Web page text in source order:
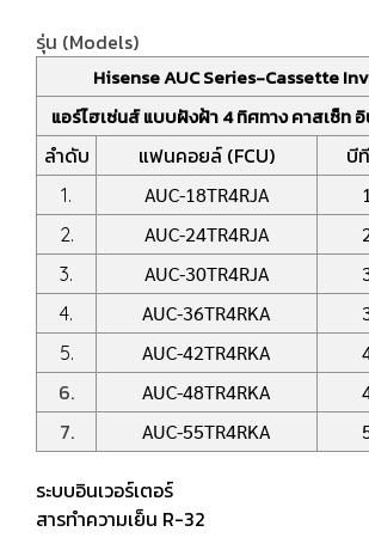
รุ่น (Models)
Hisense AUC Series-Cassette
แอร์ไฮเซ่นส์ แบบฝังฝ้า 4 ทิศทาง คาสเซ็ท อิ
ลำดับ แฟนคอยล์ (FCU) บี
1. AUC-18TR4RJA
2. AUC-24TR4RJA
3. AUC-30TR4RJA
4. AUC-36TR4RKA
5. AUC-42TR4RKA
6. AUC-48TR4RKA
7. AUC-55TR4RKA
ระบบอินเวอร์เตอร์
สารทำความเย็น R-32